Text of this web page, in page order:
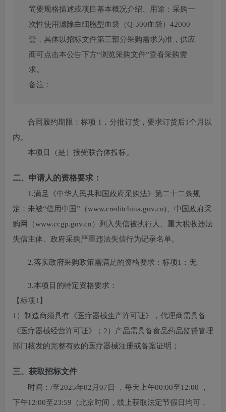
简要规格描述或项目基本概况介绍、用途： 采购一
次性使用滤除白细胞型血袋（Q-300血袋）42000
套，具体以招标文件第三部分采购需求为准，供应
商可点击本公告下方“浏览采购文件”查看采购需
求。
备注：
合同履约期限： 标项 1，分批订货，要求订货后1个月以
内。
本项目（是）接受联合体投标。
二、申请人的资格要求：
1.满足《中华人民共和国政府采购法》第二十二条规
定；未被“信用中国”（www.creditchina.gov.cn)、中国政府采
购网（www.ccgp.gov.cn）列入失信被执行人、重大税收违法
失信主体、政府采购严重违法失信行为记录名单。
2.落实政府采购政策需满足的资格要求： 标项1：无
3.本项目的特定资格要求：
【标项1】
1）制造商须具有《医疗器械生产许可证》，代理商需具备
《医疗器械经营许可证》；2）产品需具备食品药品监督管理
部门核发的完整有效的医疗器械注册或备案证明；
三、获取招标文件
时间： /至2025年02月07日 ，每天上午00:00至12:00 ，
下午12:00至23:59 （北京时间，线上获取法定节假日均可，